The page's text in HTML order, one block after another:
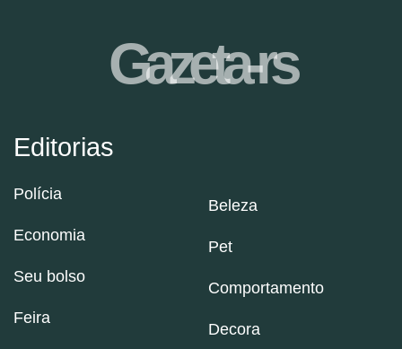
Editorias
Polícia
Economia
Seu bolso
Feira
Beleza
Pet
Comportamento
Decora
Gazeta-rs